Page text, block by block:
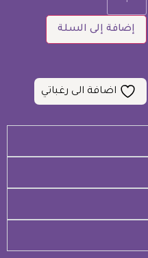
إضافة إلى السلة
اضافة الى رغباتي